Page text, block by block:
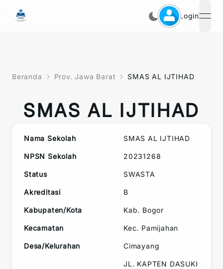
Login
Beranda Prov. Jawa Barat SMAS AL IJTIHAD
SMAS AL IJTIHAD
Nama Sekolah SMAS AL IJTIHAD
NPSN Sekolah 20231268
Status SWASTA
Akreditasi B
Kabupaten/Kota Kab. Bogor
Kecamatan Kec. Pamijahan
Desa/Kelurahan Cimayang
JL. KAPTEN DASUKI